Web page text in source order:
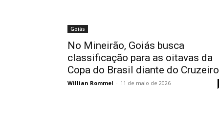
Goiás
No Mineirão, Goiás busca
classificação para as oitavas da
Copa do Brasil diante do Cruzeiro
Willian Rommel - 11 de maio de 2026